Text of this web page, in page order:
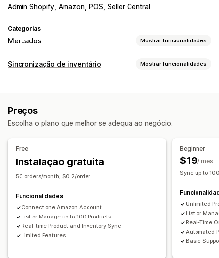
Admin Shopify Amazon POS Seller Central
Categorias
Mercados Mostrar funcionalidades
Gestão de listagens
Carregamento em lote
Análise de dados de listagens
Gestão de encomendas
Processamento em vários locais
Encomendas em lote
Sincronização de encomendas
Sincronização de inventário
Regras personalizadas
Sincronização de inventário Mostrar funcionalidades
SKUs Códigos de barras
Automático Manual Em lote Em tempo real Programado
Alertas automáticos
Atualizações de encomendas
Relatórios de erros
Alertas de inventário
Alertas de stock baixo
Importação e exportação de dados
Métricas de desempenho
Preços
Escolha o plano que melhor se adequa ao negócio.
Free
Instalação gratuita
50 orders/month; $0.2/order
Funcionalidades
Connect one Amazon Account
List or Manage up to 100 Products
Real-time Product and Inventory Sync
Limited Features
Beginner
$19/ mês
Sync up to
Unlimited
List or
Real-Time
Automated
Basic